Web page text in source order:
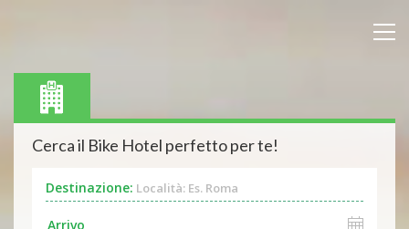
Cerca il Bike Hotel perfetto per te!
Destinazione: Località: Es. Roma